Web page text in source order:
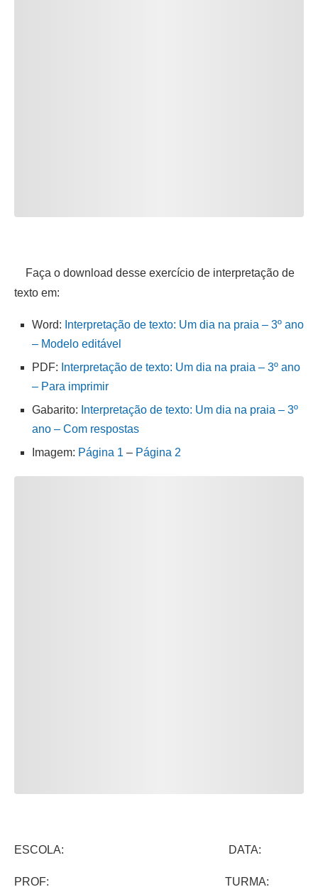
Faça o download desse exercício de interpretação de
texto em:
Word: Interpretação de texto: Um dia na praia – 3º ano
– Modelo editável
PDF: Interpretação de texto: Um dia na praia – 3º ano
– Para imprimir
Gabarito: Interpretação de texto: Um dia na praia – 3º
ano – Com respostas
Imagem: Página 1 – Página 2
ESCOLA: DATA:
PROF: TURMA: